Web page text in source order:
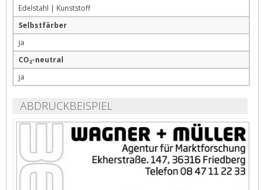
Edelstahl | Kunststoff
Selbstfärber
ja
CO2-neutral
ja
ABDRUCKBEISPIEL